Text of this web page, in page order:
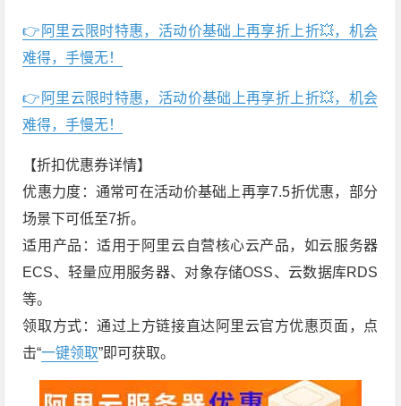
👉阿里云限时特惠，活动价基础上再享折上折💥，机会
难得，手慢无！
👉阿里云限时特惠，活动价基础上再享折上折💥，机会
难得，手慢无！
【折扣优惠券详情】
优惠力度：通常可在活动价基础上再享7.5折优惠，部分
场景下可低至7折。
适用产品：适用于阿里云自营核心云产品，如云服务器
ECS、轻量应用服务器、对象存储OSS、云数据库RDS
等。
领取方式：通过上方链接直达阿里云官方优惠页面，点
击“一键领取”即可获取。